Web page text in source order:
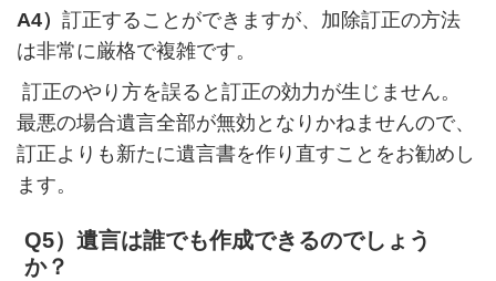
A4） 訂正することができますが、加除訂正の方法
は非常に厳格で複雑です。
訂正のやり方を誤ると訂正の効力が生じません。
最悪の場合遺言全部が無効となりかねませんので、
訂正よりも新たに遺言書を作り直すことをお勧めし
ます。
Q5）遺言は誰でも作成できるのでしょう
か？